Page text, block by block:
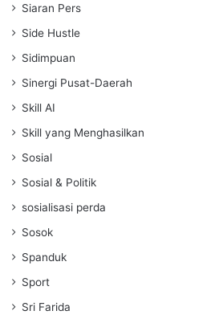
Siaran Pers
Side Hustle
Sidimpuan
Sinergi Pusat-Daerah
Skill AI
Skill yang Menghasilkan
Sosial
Sosial & Politik
sosialisasi perda
Sosok
Spanduk
Sport
Sri Farida